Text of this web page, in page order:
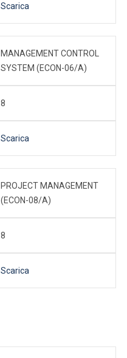
Scarica
MANAGEMENT CONTROL
SYSTEM (ECON-06/A)
8
Scarica
PROJECT MANAGEMENT
(ECON-08/A)
8
Scarica